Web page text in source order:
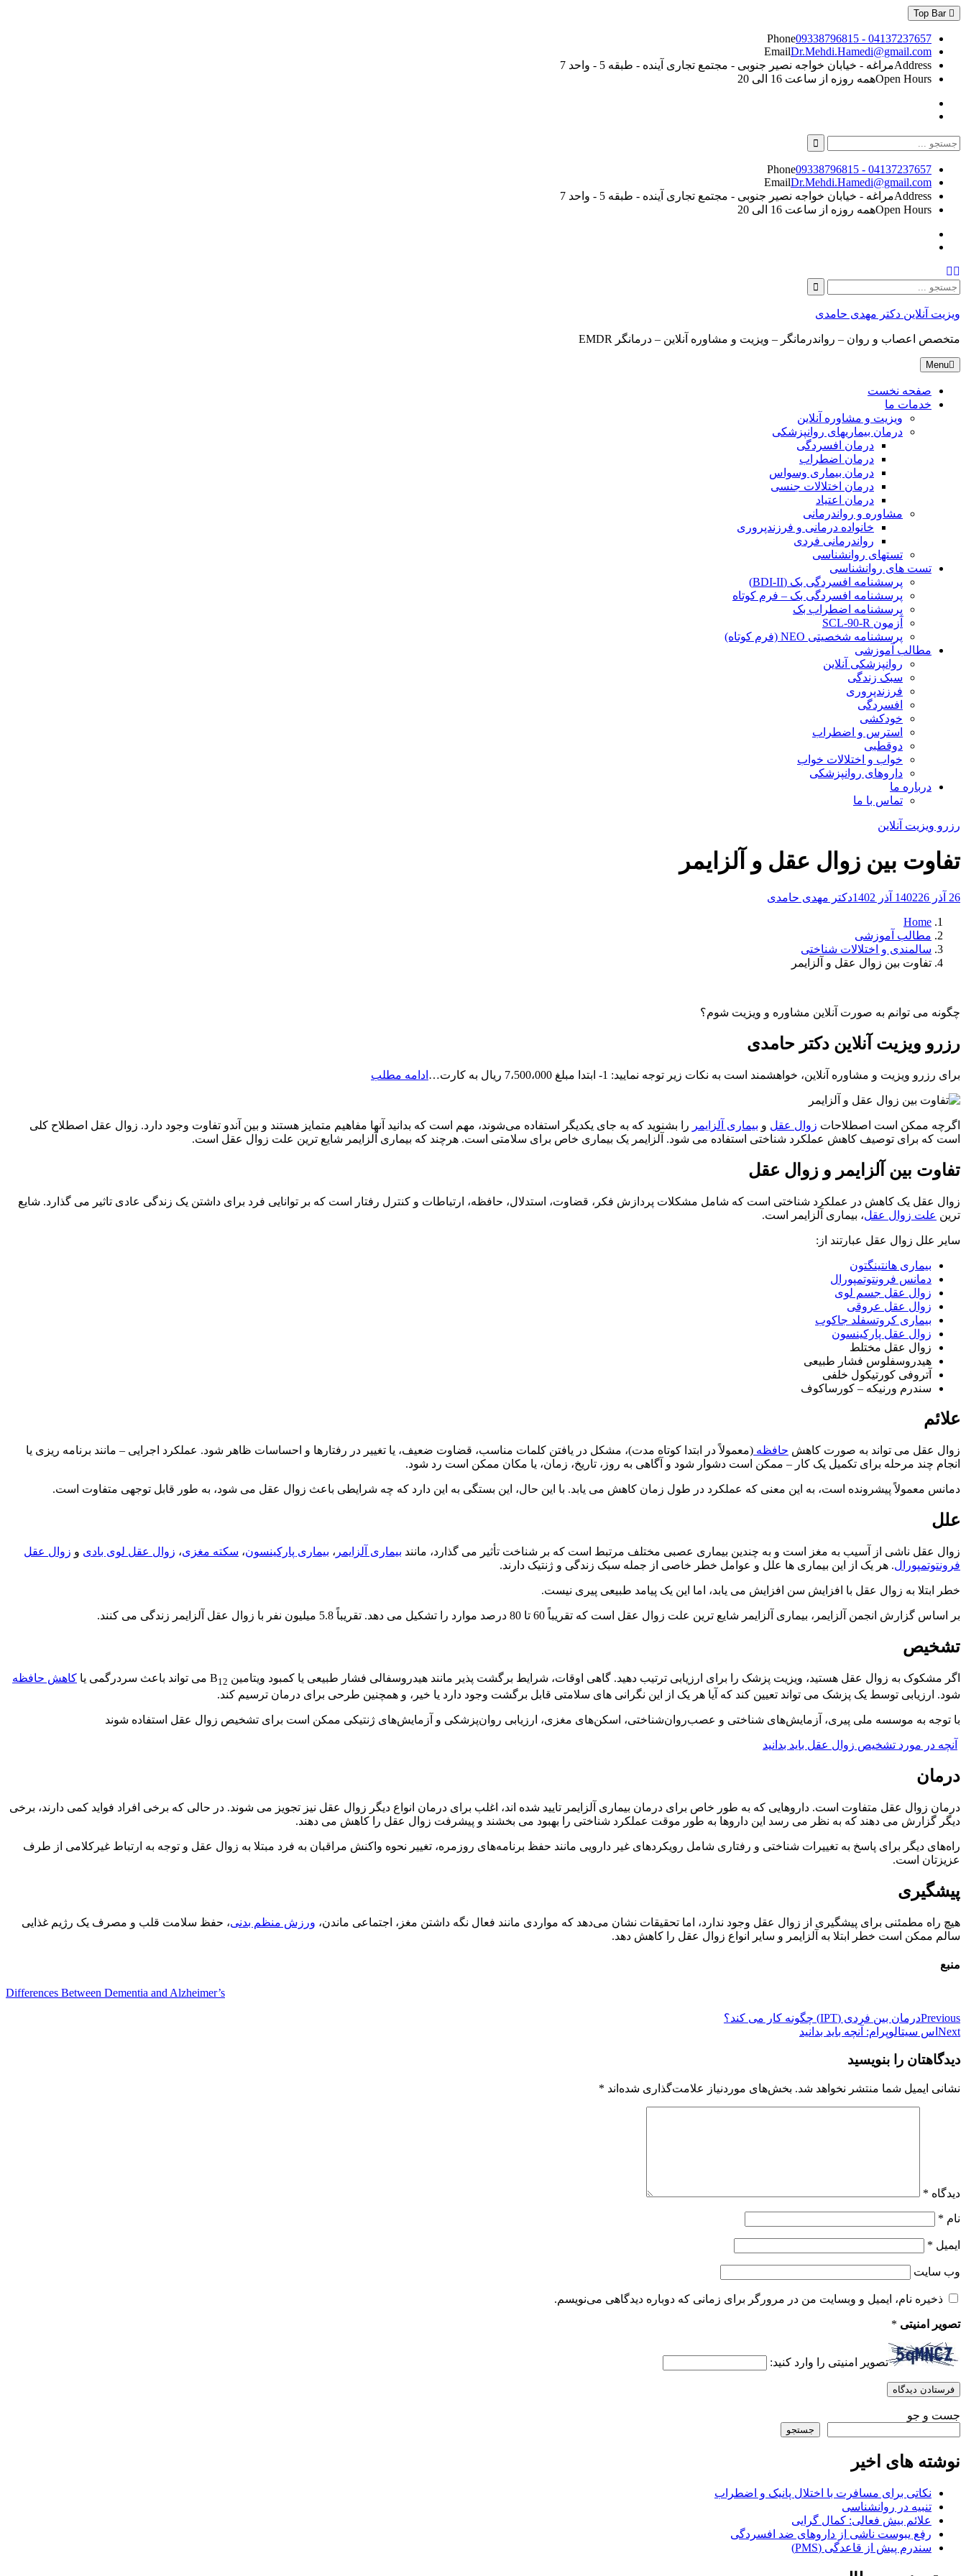
Skip
to
content
Top Bar
Phone09338796815 - 04137237657
EmailDr.Mehdi.Hamedi@gmail.com
Addressمراغه - خیابان خواجه نصیر جنوبی - مجتمع تجاری آینده - طبقه 5 - واحد 7
Open Hoursهمه روزه از ساعت 16 الی 20
Search
for:
Phone09338796815 - 04137237657
EmailDr.Mehdi.Hamedi@gmail.com
Addressمراغه - خیابان خواجه نصیر جنوبی - مجتمع تجاری آینده - طبقه 5 - واحد 7
Open Hoursهمه روزه از ساعت 16 الی 20
Search
Search
for:
ویزیت آنلاین دکتر مهدی حامدی
متخصص اعصاب و روان – رواندرمانگر – ویزیت و مشاوره آنلاین – درمانگر EMDR
Menu
صفحه نخست
خدمات ما
ویزیت و مشاوره آنلاین
درمان بیماریهای روانپزشکی
درمان افسردگی
درمان اضطراب
درمان بیماری وسواس
درمان اختلالات جنسی
درمان اعتیاد
مشاوره و رواندرمانی
خانواده درمانی و فرزندپروری
رواندرمانی فردی
تستهای روانشناسی
تست های روانشناسی
پرسشنامه افسردگی بک (BDI-II)
پرسشنامه افسردگی بک – فرم کوتاه
پرسشنامه اضطراب بک
آزمون SCL-90-R
پرسشنامه شخصیتی NEO (فرم کوتاه)
مطالب آموزشی
روانپزشکی آنلاین
سبک زندگی
فرزندپروری
افسردگی
خودکشی
استرس و اضطراب
دوقطبی
خواب و اختلالات خواب
داروهای روانپزشکی
درباره ما
تماس با ما
رزرو ویزیت آنلاین
تفاوت بین زوال عقل و آلزایمر
26 آذر 1402 26 آذر 1402
دکتر مهدی حامدی
Home
مطالب آموزشی
سالمندی و اختلالات شناختی
تفاوت بین زوال عقل و آلزایمر
چگونه می توانم به صورت آنلاین مشاوره و ویزیت شوم؟
رزرو ویزیت آنلاین دکتر حامدی
برای رزرو ویزیت و مشاوره آنلاین، خواهشمند است به نکات زیر توجه نمایید: 1- ابتدا مبلغ 7،500،000 ریال به کارت… ادامه مطلب
حامدی
اگرچه ممکن است اصطلاحات زوال عقل و بیماری آلزایمر را بشنوید که به جای یکدیگر استفاده می‌شوند، مهم است که بدانید آنها مفاهیم متمایز هستند و بین آندو تفاوت وجود دارد. زوال عقل اصطلاح کلی
است که برای توصیف کاهش عملکرد شناختی استفاده می شود. آلزایمر یک بیماری خاص برای سلامتی است. هرچند که بیماری آلزایمر شایع ترین علت زوال عقل است.
تفاوت بین آلزایمر و زوال عقل
زوال عقل یک کاهش در عملکرد شناختی است که شامل مشکلات پردازش فکر، قضاوت، استدلال، حافظه، ارتباطات و کنترل رفتار است که بر توانایی فرد برای داشتن یک زندگی عادی تاثیر می گذارد. شایع
ترین علت زوال عقل، بیماری آلزایمر است.
سایر علل زوال عقل عبارتند از:
بیماری هانتینگتون
دمانس فرونتوتمپورال
زوال عقل جسم لوی
زوال عقل عروقی
بیماری کروتسفلد جاکوب
زوال عقل پارکینسون
زوال عقل مختلط
هیدروسفلوس فشار طبیعی
آتروفی کورتیکول خلفی
سندرم ورنیکه – کورساکوف
علائم
زوال عقل می تواند به صورت کاهش حافظه (معمولاً در ابتدا کوتاه مدت)، مشکل در یافتن کلمات مناسب، قضاوت ضعیف، یا تغییر در رفتارها و احساسات ظاهر شود. عملکرد اجرایی – مانند برنامه ریزی یا
انجام چند مرحله برای تکمیل یک کار – ممکن است دشوار شود و آگاهی به روز، تاریخ، زمان، یا مکان ممکن است رد شود.
دمانس معمولاً پیشرونده است، به این معنی که عملکرد در طول زمان کاهش می یابد. با این حال، این بستگی به این دارد که چه شرایطی باعث زوال عقل می شود، به طور قابل توجهی متفاوت است.
علل
زوال عقل ناشی از آسیب به مغز است و به چندین بیماری عصبی مختلف مرتبط است که بر شناخت تأثیر می گذارد، مانند بیماری آلزایمر ، بیماری پارکینسون، سکته مغزی، زوال عقل لوی بادی و زوال عقل
فرونتوتمپورال. هر یک از این بیماری ها علل و عوامل خطر خاصی از جمله سبک زندگی و ژنتیک دارند.
خطر ابتلا به زوال عقل با افزایش سن افزایش می یابد، اما این یک پیامد طبیعی پیری نیست.
بر اساس گزارش انجمن آلزایمر، بیماری آلزایمر شایع ترین علت زوال عقل است که تقریباً 60 تا 80 درصد موارد را تشکیل می دهد. تقریباً 5.8 میلیون نفر با زوال عقل آلزایمر زندگی می کنند.
تشخیص
اگر مشکوک به زوال عقل هستید، ویزیت پزشک را برای ارزیابی ترتیب دهید. گاهی اوقات، شرایط برگشت پذیر مانند هیدروسفالی فشار طبیعی یا کمبود ویتامین B 12 می تواند باعث سردرگمی یا کاهش حافظه
شود. ارزیابی توسط یک پزشک می تواند تعیین کند که آیا هر یک از این نگرانی های سلامتی قابل برگشت وجود دارد یا خیر، و همچنین طرحی برای درمان ترسیم کند.
با توجه به موسسه ملی پیری، آزمایش‌های شناختی و عصب‌روان‌شناختی، اسکن‌های مغزی، ارزیابی روان‌پزشکی و آزمایش‌های ژنتیکی ممکن است برای تشخیص زوال عقل استفاده شوند
آنچه در مورد تشخیص زوال عقل باید بدانید
درمان
درمان زوال عقل متفاوت است. داروهایی که به طور خاص برای درمان بیماری آلزایمر تایید شده اند، اغلب برای درمان انواع دیگر زوال عقل نیز تجویز می شوند. در حالی که برخی افراد فواید کمی دارند، برخی
دیگر گزارش می دهند که به نظر می رسد این داروها به طور موقت عملکرد شناختی را بهبود می بخشند و پیشرفت زوال عقل را کاهش می دهند.
راه‌های دیگر برای پاسخ به تغییرات شناختی و رفتاری شامل رویکردهای غیر دارویی مانند حفظ برنامه‌های روزمره، تغییر نحوه واکنش مراقبان به فرد مبتلا به زوال عقل و توجه به ارتباط غیرکلامی از طرف
عزیزتان است.
پیشگیری
هیچ راه مطمئنی برای پیشگیری از زوال عقل وجود ندارد، اما تحقیقات نشان می‌دهد که مواردی مانند فعال نگه داشتن مغز، اجتماعی ماندن، ورزش منظم بدنی، حفظ سلامت قلب و مصرف یک رژیم غذایی
سالم ممکن است خطر ابتلا به آلزایمر و سایر انواع زوال عقل را کاهش دهد.
منبع
Differences Between Dementia and Alzheimer’s
راهبری
نوشته
Previousدرمان بین فردی (IPT) چگونه کار می کند؟
Next اس سیتالوپرام: آنچه باید بدانید
دیدگاهتان را بنویسید
نشانی ایمیل شما منتشر نخواهد شد. بخش‌های موردنیاز علامت‌گذاری شده‌اند *
دیدگاه *
نام *
ایمیل *
وب‌ سایت
ذخیره نام، ایمیل و وبسایت من در مرورگر برای زمانی که دوباره دیدگاهی می‌نویسم.
تصویر امنیتی *
تصویر امنیتی را وارد کنید:
جست و جو
جستجو
نوشته های اخیر
نکاتی برای مسافرت با اختلال پانیک و اضطراب
تنبیه در روانشناسی
علائم بیش فعالی: کمال گرایی
رفع یبوست ناشی از داروهای ضد افسردگی
سندرم پیش از قاعدگی (PMS)